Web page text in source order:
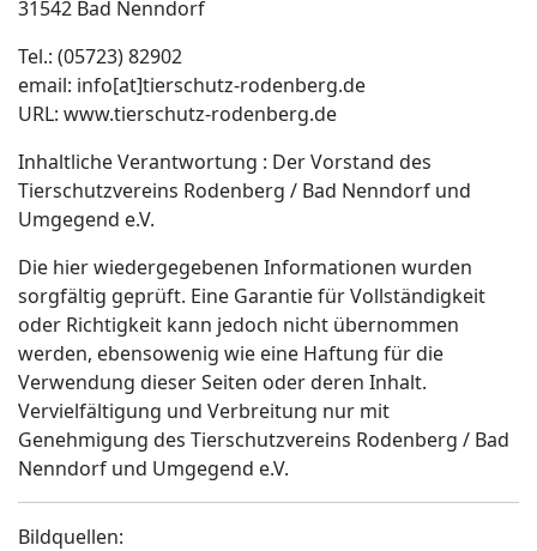
31542 Bad Nenndorf
Tel.: (05723) 82902
email: info[at]tierschutz-rodenberg.de
URL: www.tierschutz-rodenberg.de
Inhaltliche Verantwortung : Der Vorstand des
Tierschutzvereins Rodenberg / Bad Nenndorf und
Umgegend e.V.
Die hier wiedergegebenen Informationen wurden
sorgfältig geprüft. Eine Garantie für Vollständigkeit
oder Richtigkeit kann jedoch nicht übernommen
werden, ebensowenig wie eine Haftung für die
Verwendung dieser Seiten oder deren Inhalt.
Vervielfältigung und Verbreitung nur mit
Genehmigung des Tierschutzvereins Rodenberg / Bad
Nenndorf und Umgegend e.V.
Bildquellen: